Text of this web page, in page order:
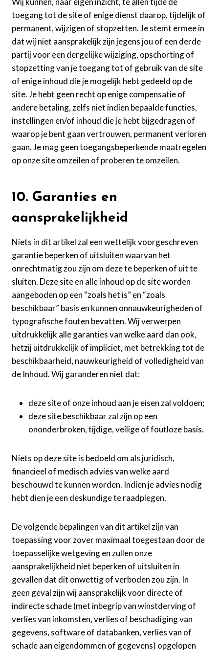
toegang tot de site of enige dienst daarop, tijdelijk of
permanent, wijzigen of stopzetten. Je stemt ermee in
dat wij niet aansprakelijk zijn jegens jou of een derde
partij voor een dergelijke wijziging, opschorting of
stopzetting van je toegang tot of gebruik van de site
of enige inhoud die je mogelijk hebt gedeeld op de
site. Je hebt geen recht op enige compensatie of
andere betaling, zelfs niet indien bepaalde functies,
instellingen en/of inhoud die je hebt bijgedragen of
waarop je bent gaan vertrouwen, permanent verloren
gaan. Je mag geen toegangsbeperkende maatregelen
op onze site omzeilen of proberen te omzeilen.
10. Garanties en
aansprakelijkheid
Niets in dit artikel zal een wettelijk voorgeschreven
garantie beperken of uitsluiten waarvan het
onrechtmatig zou zijn om deze te beperken of uit te
sluiten. Deze site en alle inhoud op de site worden
aangeboden op een “zoals het is” en “zoals
beschikbaar” basis en kunnen onnauwkeurigheden of
typografische fouten bevatten. Wij verwerpen
uitdrukkelijk alle garanties van welke aard dan ook,
hetzij uitdrukkelijk of impliciet, met betrekking tot de
beschikbaarheid, nauwkeurigheid of volledigheid van
de Inhoud. Wij garanderen niet dat:
deze site of onze inhoud aan je eisen zal voldoen;
deze site beschikbaar zal zijn op een
ononderbroken, tijdige, veilige of foutloze basis.
Niets op deze site is bedoeld om als juridisch,
financieel of medisch advies van welke aard
beschouwd te kunnen worden. Indien je advies nodig
hebt dien je een deskundige te raadplegen.
De volgende bepalingen van dit artikel zijn van
toepassing voor zover maximaal toegestaan door de
toepasselijke wetgeving en zullen onze
aansprakelijkheid niet beperken of uitsluiten in
gevallen dat dit onwettig of verboden zou zijn. In
geen geval zijn wij aansprakelijk voor directe of
indirecte schade (met inbegrip van winstderving of
verlies van inkomsten, verlies of beschadiging van
gegevens, software of databanken, verlies van of
schade aan eigendommen of gegevens) opgelopen